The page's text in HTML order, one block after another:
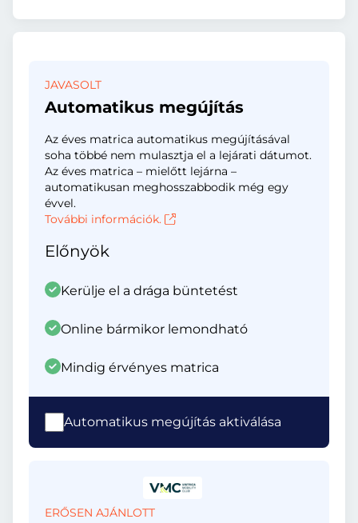
JAVASOLT
Automatikus megújítás
Az éves matrica automatikus megújításával
soha többé nem mulasztja el a lejárati dátumot.
Az éves matrica – mielőtt lejárna –
automatikusan meghosszabbodik még egy
évvel.
További információk.
Előnyök
Kerülje el a drága büntetést
Online bármikor lemondható
Mindig érvényes matrica
Automatikus megújítás aktiválása
ERŐSEN AJÁNLOTT